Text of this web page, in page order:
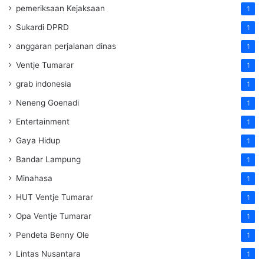
pemeriksaan Kejaksaan 1
Sukardi DPRD 1
anggaran perjalanan dinas 1
Ventje Tumarar 1
grab indonesia 1
Neneng Goenadi 1
Entertainment 1
Gaya Hidup 1
Bandar Lampung 1
Minahasa 1
HUT Ventje Tumarar 1
Opa Ventje Tumarar 1
Pendeta Benny Ole 1
Lintas Nusantara 1